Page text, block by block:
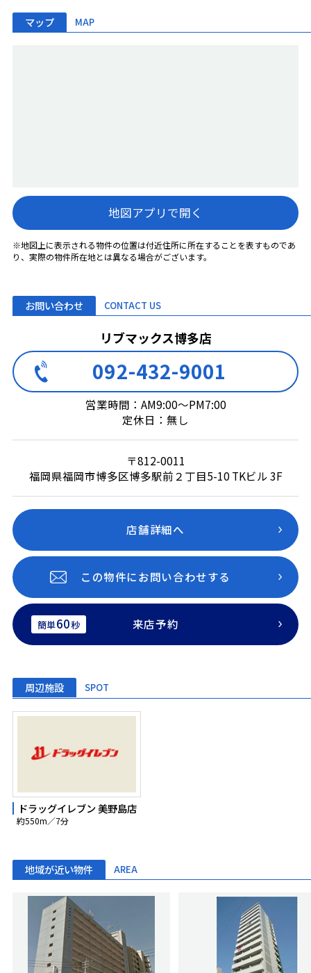
マップ MAP
地図アプリで開く
※地図上に表示される物件の位置は付近住所に所在することを表すものであ
り、実際の物件所在地とは異なる場合がございます。
お問い合わせ CONTACT US
リブマックス博多店
092-432-9001
営業時間：AM9:00～PM7:00
定休日：無し
〒812-0011
福岡県福岡市博多区博多駅前２丁目5-10 TKビル 3F
店舗詳細へ
この物件にお問い合わせする
簡単60秒 来店予約
周辺施設 SPOT
ドラッグイレブン 美野島店
約550m／7分
地域が近い物件 AREA